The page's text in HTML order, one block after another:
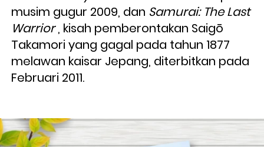
musim gugur 2009, dan Samurai: The Last
Warrior , kisah pemberontakan Saigō
Takamori yang gagal pada tahun 1877
melawan kaisar Jepang, diterbitkan pada
Februari 2011.